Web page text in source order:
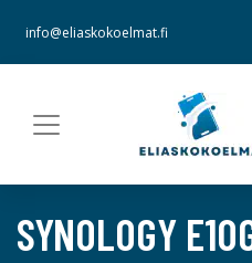
info@eliaskokoelmat.fi
SYNOLOGY